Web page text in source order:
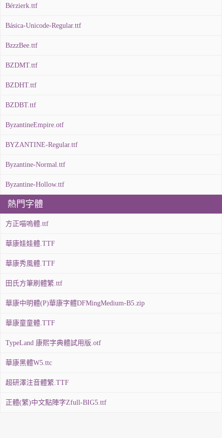
Bérzierk.ttf
Básica-Unicode-Regular.ttf
BzzzBee.ttf
BZDMT.ttf
BZDHT.ttf
BZDBT.ttf
ByzantineEmpire.otf
BYZANTINE-Regular.ttf
Byzantine-Normal.ttf
Byzantine-Hollow.ttf
熱門字體
方正喵嗚體.ttf
華康娃娃體.TTF
華康秀風體.TTF
田氏方筆刷體繁.ttf
華康中明體(P)華康字體DFMingMedium-B5.zip
華康童童體.TTF
TypeLand 康熙字典體試用版.otf
華康黑體W5.ttc
超研澤注音體繁.TTF
正體(繁)中文點陣字Zfull-BIG5.ttf